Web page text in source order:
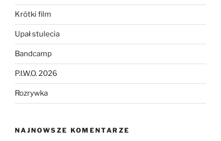
Krótki film
Upał stulecia
Bandcamp
P.I.W.O. 2026
Rozrywka
NAJNOWSZE KOMENTARZE